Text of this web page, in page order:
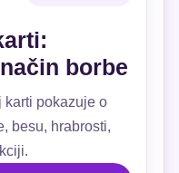
borbe
karti pokazuje o
besu, hrabrosti,